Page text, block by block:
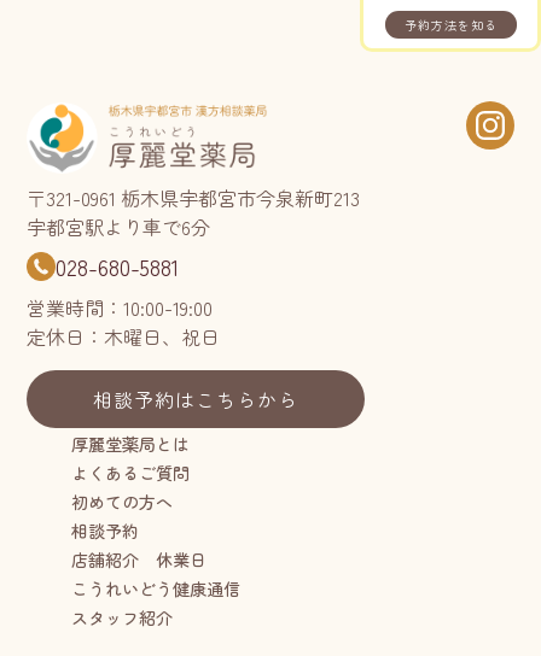
予約方法を知る
〒321-0961 栃木県宇都宮市今泉新町213
宇都宮駅より車で6分
028-680-5881
営業時間：10:00-19:00
定休日：木曜日、祝日
相談予約はこちらから
厚麗堂薬局とは
よくあるご質問
初めての方へ
相談予約
店舗紹介 休業日
こうれいどう健康通信
スタッフ紹介